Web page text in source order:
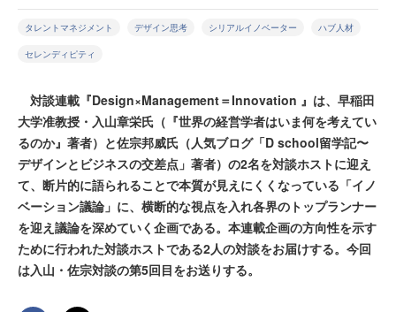
タレントマネジメント デザイン思考 シリアルイノベーター ハブ人材
セレンディピティ
対談連載『Design×Management＝Innovation 』は、早稲田
大学准教授・入山章栄氏（『世界の経営学者はいま何を考えてい
るのか』著者）と佐宗邦威氏（人気ブログ「D school留学記〜
デザインとビジネスの交差点」著者）の2名を対談ホストに迎え
て、断片的に語られることで本質が見えにくくなっている「イノ
ベーション議論」に、横断的な視点を入れ各界のトップランナー
を迎え議論を深めていく企画である。本連載企画の方向性を示す
ために行われた対談ホストである2人の対談をお届けする。今回
は入山・佐宗対談の第5回目をお送りする。